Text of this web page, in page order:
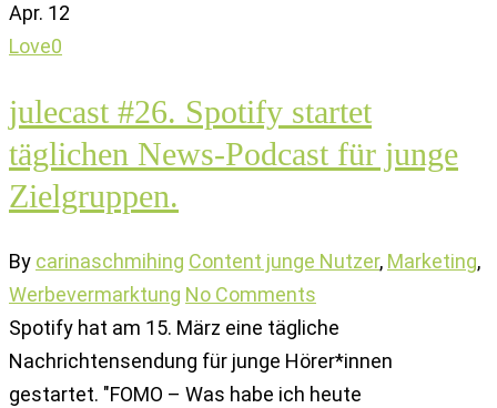
Apr. 12
Love0
julecast #26. Spotify startet
täglichen News-Podcast für junge
Zielgruppen.
By carinaschmihing Content junge Nutzer, Marketing,
Werbevermarktung No Comments
Spotify hat am 15. März eine tägliche
Nachrichtensendung für junge Hörer*innen
gestartet. "FOMO – Was habe ich heute